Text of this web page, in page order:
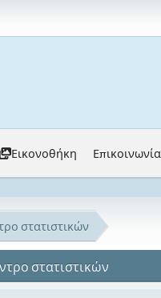
Εικονοθήκη Επικοινωνία
στατιστικών
στατιστικών